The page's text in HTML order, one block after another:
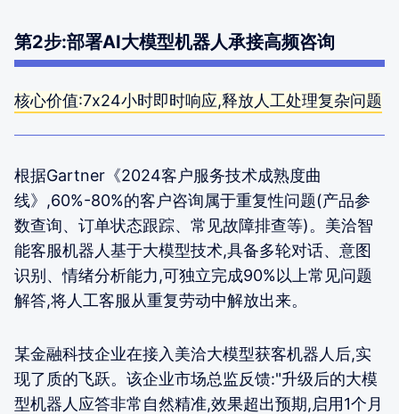
第2步:部署AI大模型机器人承接高频咨询
核心价值:7x24小时即时响应,释放人工处理复杂问题
根据Gartner《2024客户服务技术成熟度曲
线》,60%-80%的客户咨询属于重复性问题(产品参
数查询、订单状态跟踪、常见故障排查等)。美洽智
能客服机器人基于大模型技术,具备多轮对话、意图
识别、情绪分析能力,可独立完成90%以上常见问题
解答,将人工客服从重复劳动中解放出来。
某金融科技企业在接入美洽大模型获客机器人后,实
现了质的飞跃。该企业市场总监反馈:"升级后的大模
型机器人应答非常自然精准,效果超出预期,启用1个月